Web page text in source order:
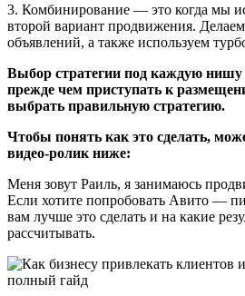
3. Комбинирование — это когда мы
второй вариант продвижения.
объявлений, а также используем
Выбор стратегии под каждую нишу
прежде чем приступать к
выбрать правильную стратегию.
Чтобы понять как это сделать,
видео-ролик ниже:
Меня зовут Раиль, я занимаюсь
Если хотите попробовать Авито —
вам лучше это сделать и на какие
рассчитывать.